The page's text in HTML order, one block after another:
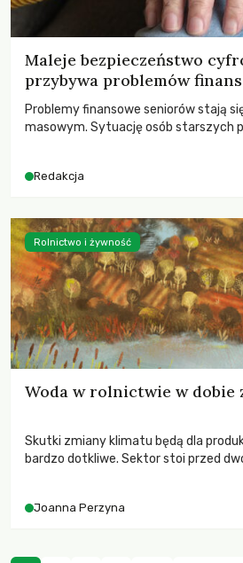
Maleje bezpieczeństwo
przybywa problemów
Problemy finansowe seniorów stają
masowym. Sytuację osób starszych
Redakcja
Woda w rolnictwie w
Skutki zmiany klimatu będą dla
bardzo dotkliwe. Sektor stoi przed
zachodzących zmian klimatycznych.
Joanna Perzyna
Rolnictwo i żywność